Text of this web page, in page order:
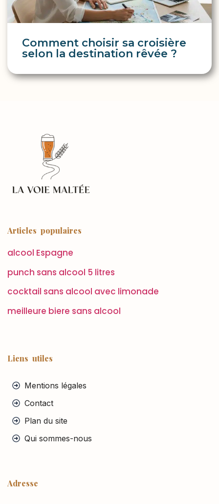
Comment choisir sa croisière
selon la destination rêvée ?
Articles populaires
alcool Espagne
punch sans alcool 5 litres
cocktail sans alcool avec limonade
meilleure biere sans alcool
Liens utiles
Mentions légales
Contact
Plan du site
Qui sommes-nous
Adresse